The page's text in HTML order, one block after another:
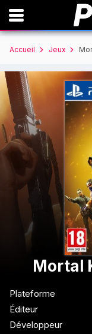
Accueil Jeux
Mortal
Plateforme
Éditeur
Développeur